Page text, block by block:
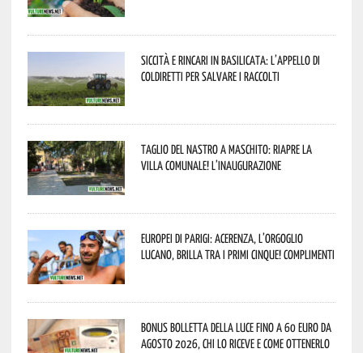
Siccità e rincari in Basilicata: l’appello di
Coldiretti per salvare i raccolti
Taglio del nastro a Maschito: riapre la
Villa Comunale! L’inaugurazione
Europei di Parigi: Acerenza, l’orgoglio
lucano, brilla tra i primi cinque! Complimenti
Bonus bolletta della luce fino a 60 euro da
agosto 2026, chi lo riceve e come ottenerlo